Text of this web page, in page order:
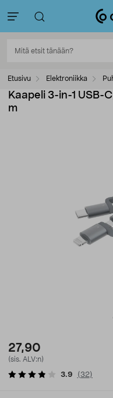
Etusivu Elektroniikka
Kaapeli 3-in-1 USB-
m
27,90
(sis. ALV:n)
3.9 (32)